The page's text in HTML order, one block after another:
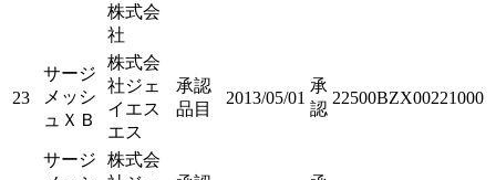
株式会
社
23
サージ
メッシ
ュＸＢ
株式会
社ジェ
イエス
エス
承認
品目
2013/05/01
承
認
22500BZX00221000
サージ
株式会